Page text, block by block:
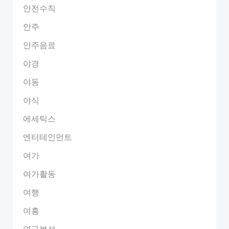
안전수칙
안주
안주음료
야경
야동
야식
에세틱스
엔터테인먼트
여가
여가활동
여행
여흥